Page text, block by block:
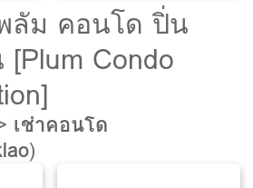
ลัม คอนโด ปิ่น
[Plum Condo
เช่าคอนโด
)